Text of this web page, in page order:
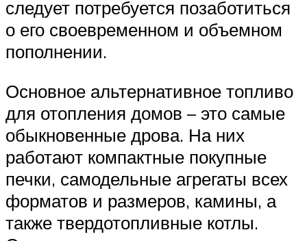
следует потребуется позаботиться
о его своевременном и объемном
пополнении.
Основное альтернативное топливо
для отопления домов – это самые
обыкновенные дрова. На них
работают компактные покупные
печки, самодельные агрегаты всех
форматов и размеров, камины, а
также твердотопливные котлы.